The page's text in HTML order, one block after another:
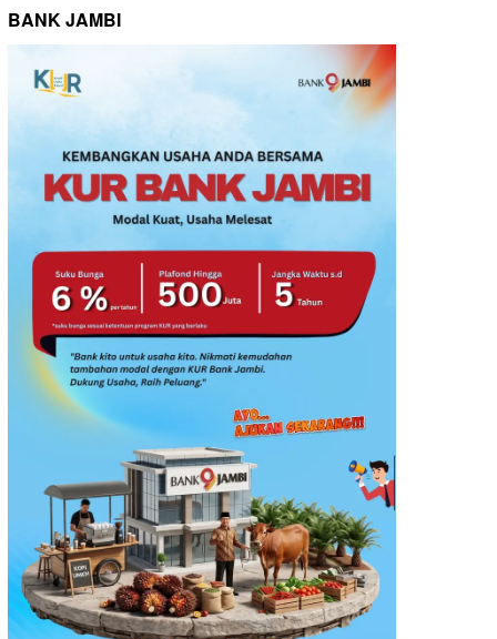
BANK JAMBI